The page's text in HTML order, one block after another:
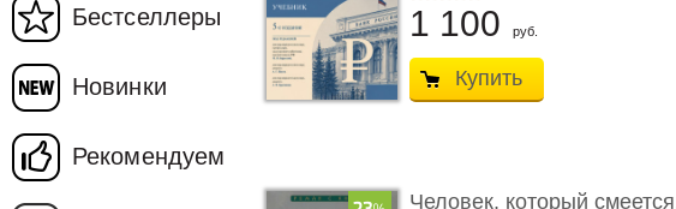
Бестселлеры
Новинки
Рекомендуем
1 100 руб.
Купить
Человек, который